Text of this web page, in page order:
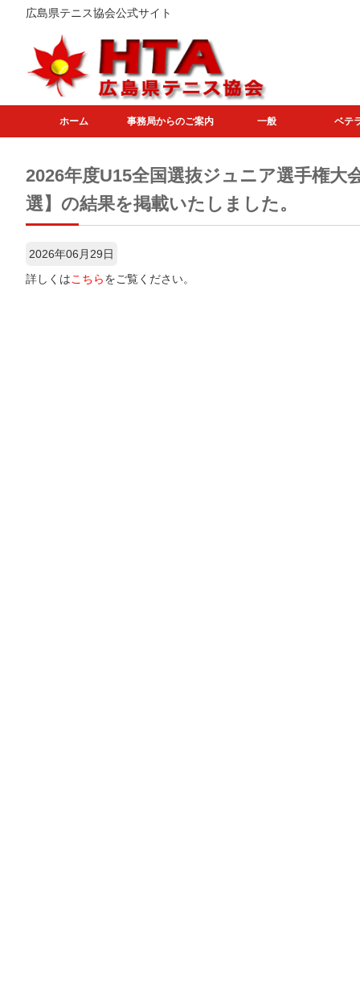
広島県テニス協会公式サイト
ホーム 事務局からのご案内 一般 ベテ
2026年度U15全国選抜ジュニア選手権大
選】の結果を掲載いたしました。
2026年06月29日
詳しくはこちらをご覧ください。